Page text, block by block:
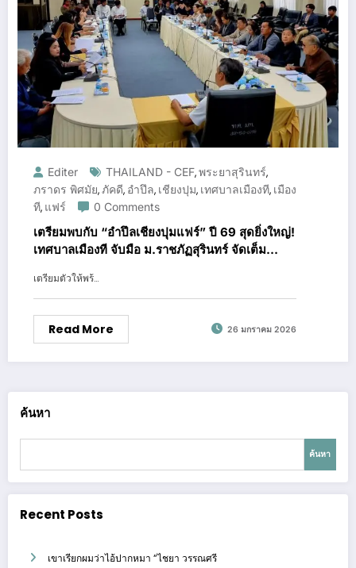
Editer THAILAND - CEF,พระยาสุรินทร์,
ภราดร พิศมัย,ภัคดี, อำปึล, เชียงปุม, เทศบาลเมืองที, เมือง
ที, แฟร์ 0 Comments
เตรียมพบกับ “อำปึลเชียงปุมแฟร์” ปี 69 สุดยิ่งใหญ่!
เทศบาลเมืองที จับมือ ม.ราชภัฏสุรินทร์ จัดเต็ม
เตรียมตัวให้พร้…
Read More 26 มกราคม 2026
ค้นหา
ค้นหา
Recent Posts
เขาเรียกผมว่าไอ้ปากหมา “ไชยา วรรณศรี